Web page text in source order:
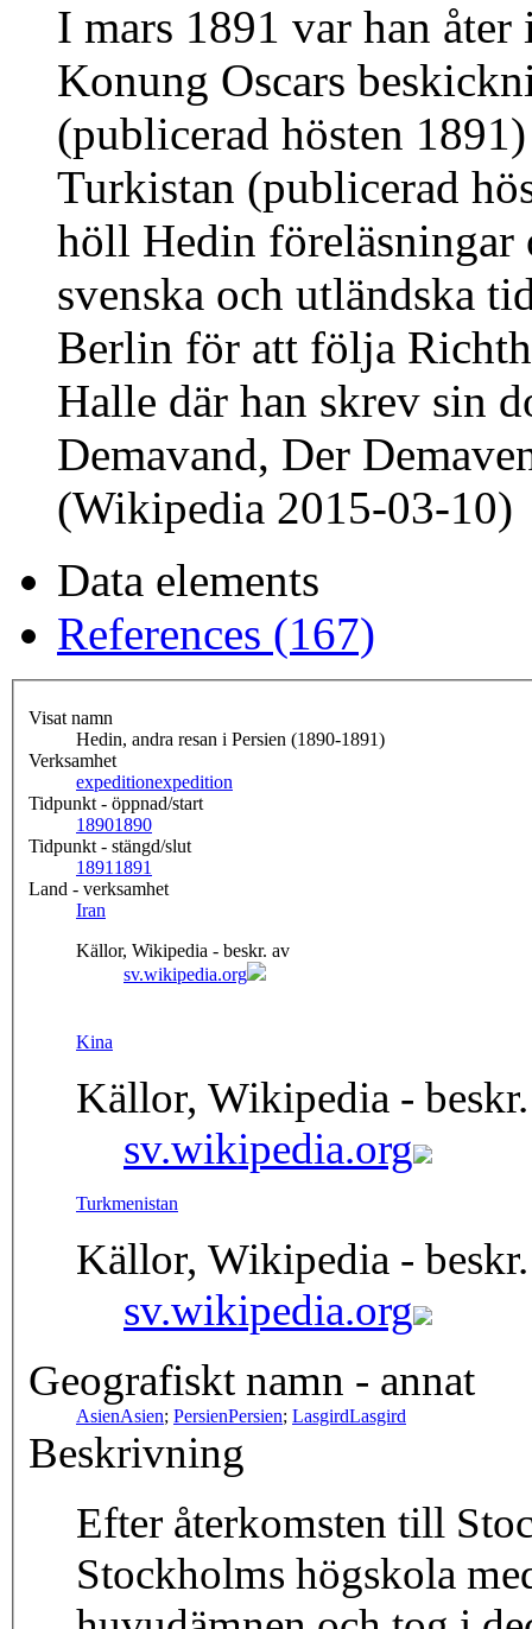
I mars 1891 var han
Konung Oscars
(publicerad hösten
Turkistan (publicerad
höll Hedin föreläsningar
svenska och utländska
Berlin för att följa
Halle där han skrev sin
Demavand, Der
(Wikipedia 2015-03-10)
Data elements
References (167)
Visat namn
Hedin, andra resan i Persien (1890-1891)
Verksamhet
expeditionexpedition
Tidpunkt - öppnad/start
18901890
Tidpunkt - stängd/slut
1891 1891
Land - verksamhet
Iran
Källor, Wikipedia - beskr. av
sv.wikipedia.org
Kina
Källor, Wikipedia -
sv.wikipedia.org
Turkmenistan
Källor, Wikipedia -
sv.wikipedia.org
Geografiskt namn - annat
AsienAsien; PersienPersien; LasgirdLasgird
Beskrivning
Efter återkomsten till
Stockholms högskola